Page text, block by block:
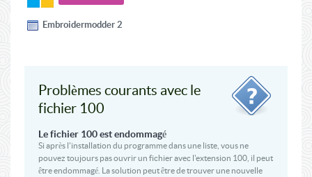
Embroidermodder 2
Problèmes courants avec le
fichier 100
Le fichier 100 est endommagé
Si après l'installation du programme dans une liste, vous ne
pouvez toujours pas ouvrir un fichier avec l'extension 100, il peut
être endommagé. La solution peut être de trouver une nouvelle